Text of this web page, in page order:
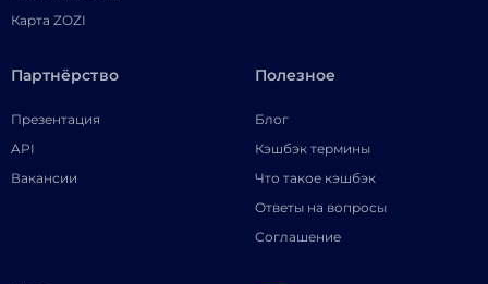
Карта ZOZI
Партнёрство
Презентация
API
Вакансии
Полезное
Блог
Кэшбэк термины
Что такое кэшбэк
Ответы на вопросы
Соглашение